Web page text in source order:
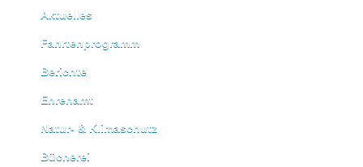
Aktuelles
Fahrtenprogramm
Berichte
Ehrenamt
Natur- & Klimaschutz
Bücherei